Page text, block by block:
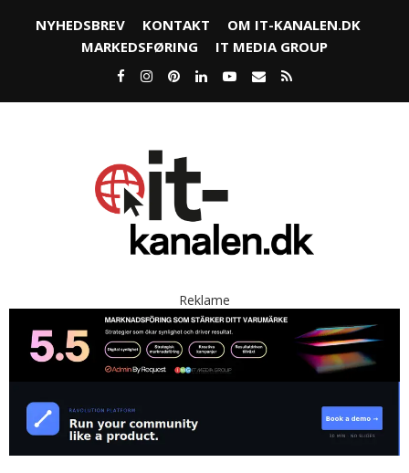
NYHEDSBREV KONTAKT
OM IT-KANALEN.DK
MARKEDSFØRING
IT MEDIA GROUP
Reklame